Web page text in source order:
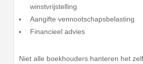
winstvrijstelling
Aangifte vennootschapsbelasting
Financieel advies
Niet alle boekhouders hanteren het